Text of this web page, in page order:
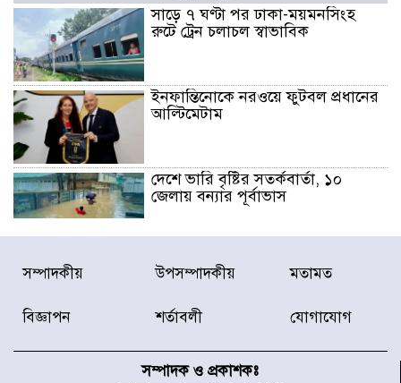
সাড়ে ৭ ঘণ্টা পর ঢাকা-ময়মনসিংহ
রুটে ট্রেন চলাচল স্বাভাবিক
ইনফান্তিনোকে নরওয়ে ফুটবল প্রধানের
আল্টিমেটাম
দেশে ভারি বৃষ্টির সতর্কবার্তা, ১০
জেলায় বন্যার পূর্বাভাস
৫৩ নং ওয়ার্ডের সড়কে নেমপ্লেট
স্থাপনের উদ্যোগ চান মিয়া ব্যাপারীর
শঙ্কা
সম্পাদকীয় উপসম্পাদকীয় মতামত
বিজ্ঞাপন শর্তাবলী যোগাযোগ
সম্পাদক ও প্রকাশকঃ